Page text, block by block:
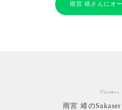
雨宮 靖さんにオ
Flowers
雨宮 靖の